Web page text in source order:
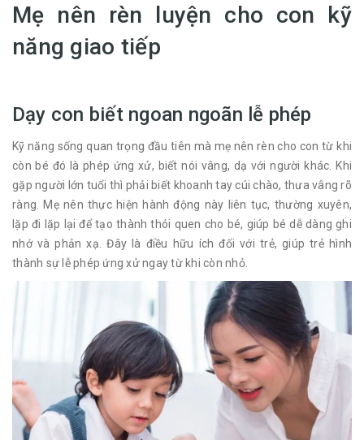
Mẹ nên rèn luyện cho con kỹ
năng giao tiếp
Dạy con biết ngoan ngoãn lễ phép
Kỹ năng sống quan trọng đầu tiên mà mẹ nên rèn cho con từ khi
còn bé đó là phép ứng xử, biết nói vâng, dạ với người khác. Khi
gặp người lớn tuổi thì phải biết khoanh tay cúi chào, thưa vâng rõ
ràng. Mẹ nên thực hiện hành động này liên tục, thường xuyên,
lặp đi lặp lại để tạo thành thói quen cho bé, giúp bé dễ dàng ghi
nhớ và phản xạ. Đây là điều hữu ích đối với trẻ, giúp trẻ hình
thành sự lễ phép ứng xử ngay từ khi còn nhỏ.